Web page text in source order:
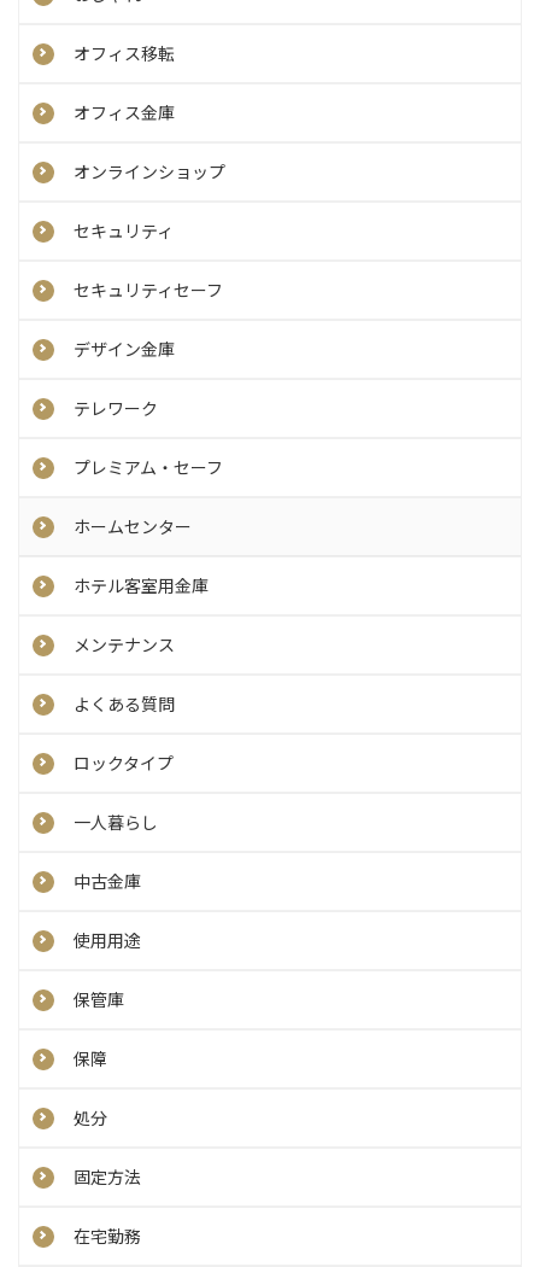
オフィス移転
オフィス金庫
オンラインショップ
セキュリティ
セキュリティセーフ
デザイン金庫
テレワーク
プレミアム・セーフ
ホームセンター
ホテル客室用金庫
メンテナンス
よくある質問
ロックタイプ
一人暮らし
中古金庫
使用用途
保管庫
保障
処分
固定方法
在宅勤務